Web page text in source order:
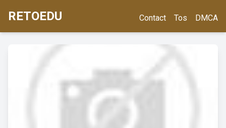
RETOEDU Contact Tos DMCA